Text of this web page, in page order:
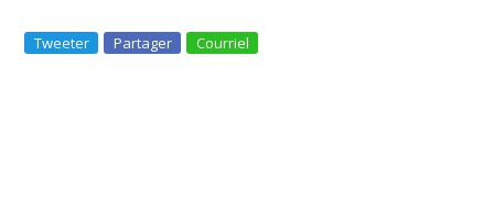
Tweeter Partager Courriel